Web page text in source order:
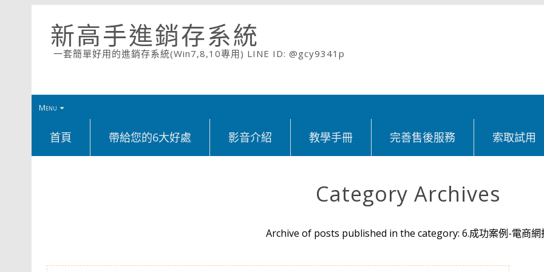
新高手進銷存系統
一套簡單好用的進銷存系統(Win7,8,10專用) LINE ID: @gcy9341p
Menu
首頁 帶給您的6大好處 影音介紹 教學手冊 完善售後服務 索取試用
Category Archives
Archive of posts published in the category: 6.成功案例-電商網